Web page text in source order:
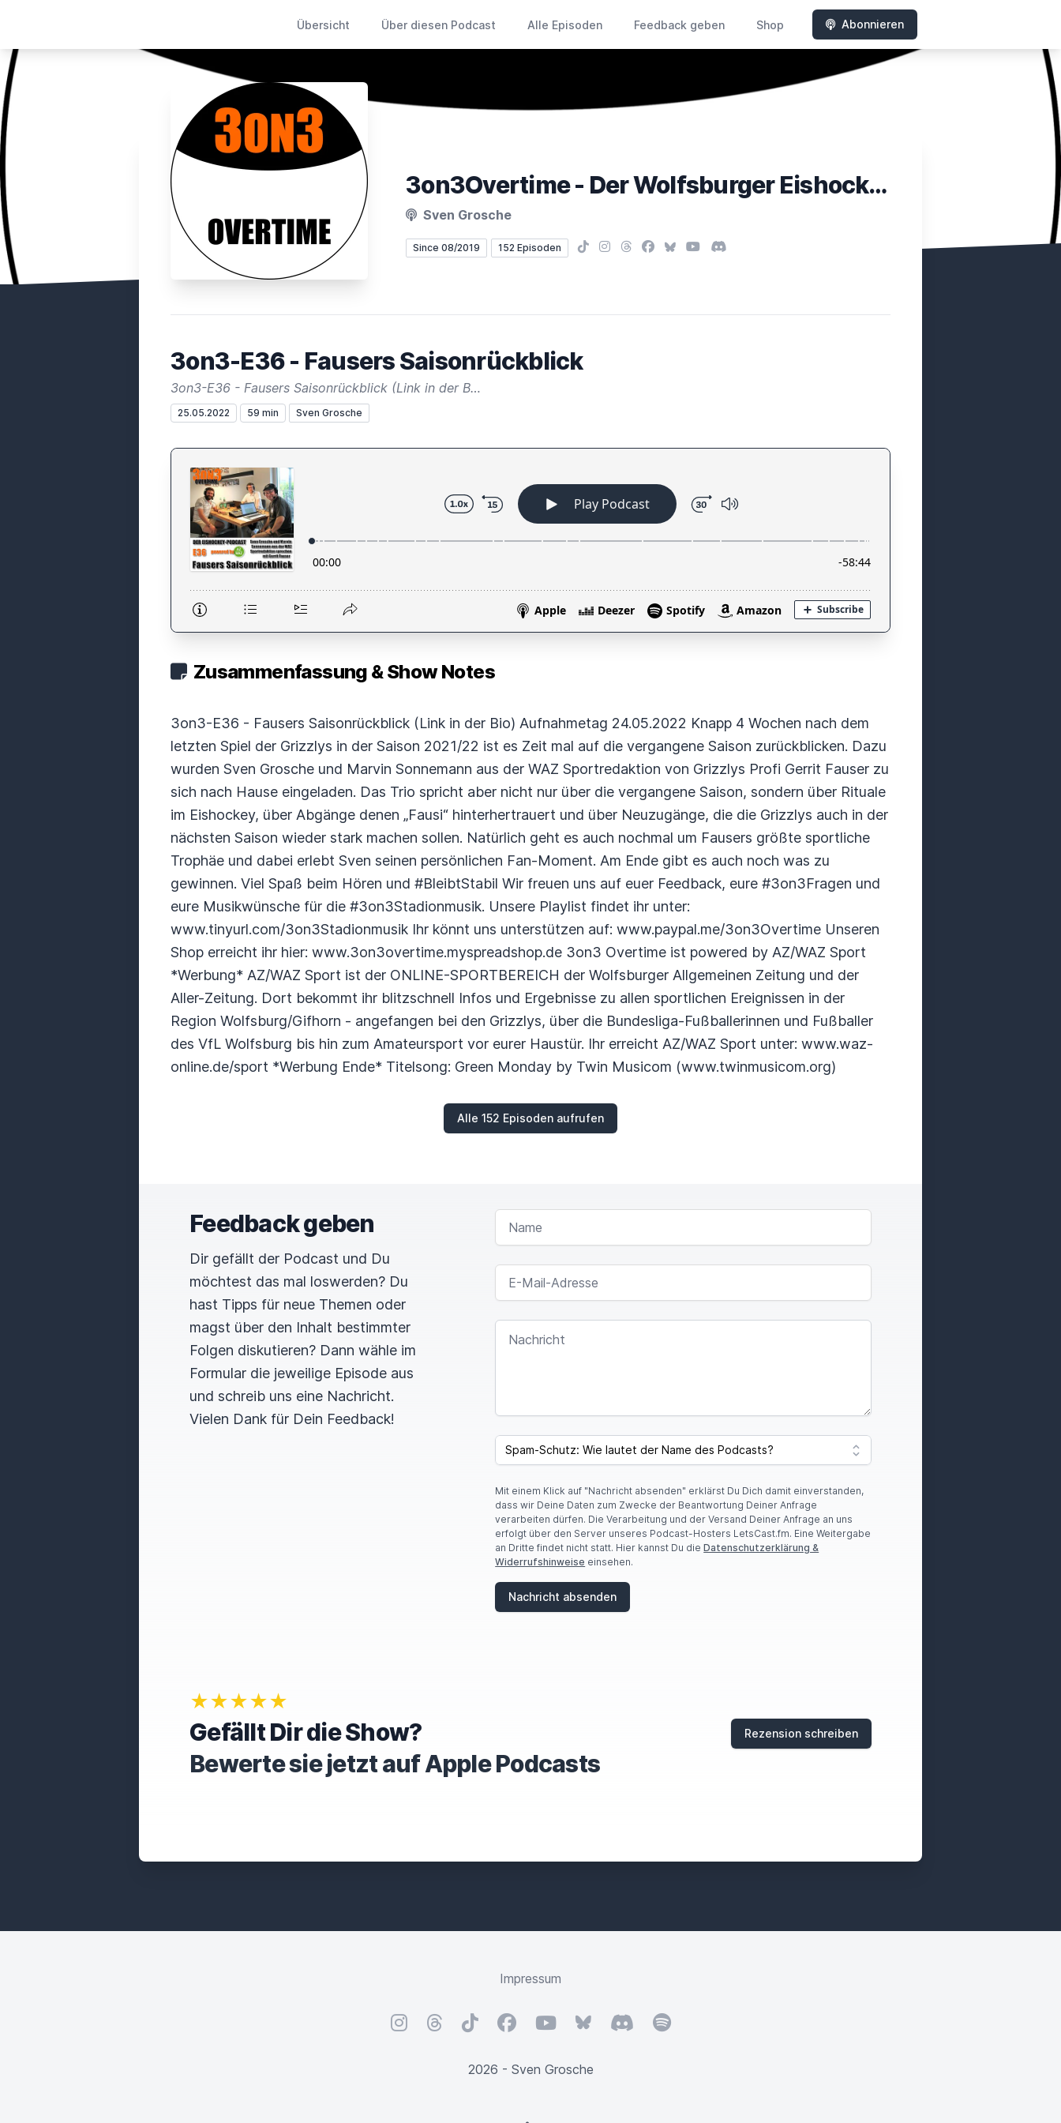
Übersicht Über diesen Podcast Alle Episoden Feedback geben Shop Abonnieren
3on3Overtime - Der Wolfsburger Eishockeypodcast
Sven Grosche
Since 08/2019 152 Episoden TikTokInstagram
Threads
Facebook
BlueskyYouTubeDiscord
3on3-E36 - Fausers Saisonrückblick
3on3-E36 - Fausers Saisonrückblick (Link in der B…
25.05.2022 59 min Sven Grosche
Zusammenfassung & Show Notes
3on3-E36 - Fausers Saisonrückblick (Link in der Bio) Aufnahmetag 24.05.2022 Knapp 4 Wochen nach dem
letzten Spiel der Grizzlys in der Saison 2021/22 ist es Zeit mal auf die vergangene Saison zurückblicken. Dazu
wurden Sven Grosche und Marvin Sonnemann aus der WAZ Sportredaktion von Grizzlys Profi Gerrit Fauser zu
sich nach Hause eingeladen. Das Trio spricht aber nicht nur über die vergangene Saison, sondern über Rituale
im Eishockey, über Abgänge denen „Fausi“ hinterhertrauert und über Neuzugänge, die die Grizzlys auch in der
nächsten Saison wieder stark machen sollen. Natürlich geht es auch nochmal um Fausers größte sportliche
Trophäe und dabei erlebt Sven seinen persönlichen Fan-Moment. Am Ende gibt es auch noch was zu
gewinnen. Viel Spaß beim Hören und #BleibtStabil Wir freuen uns auf euer Feedback, eure #3on3Fragen und
eure Musikwünsche für die #3on3Stadionmusik. Unsere Playlist findet ihr unter:
www.tinyurl.com/3on3Stadionmusik Ihr könnt uns unterstützen auf: www.paypal.me/3on3Overtime Unseren
Shop erreicht ihr hier: www.3on3overtime.myspreadshop.de 3on3 Overtime ist powered by AZ/WAZ Sport
*Werbung* AZ/WAZ Sport ist der ONLINE-SPORTBEREICH der Wolfsburger Allgemeinen Zeitung und der
Aller-Zeitung. Dort bekommt ihr blitzschnell Infos und Ergebnisse zu allen sportlichen Ereignissen in der
Region Wolfsburg/Gifhorn - angefangen bei den Grizzlys, über die Bundesliga-Fußballerinnen und Fußballer
des VfL Wolfsburg bis hin zum Amateursport vor eurer Haustür. Ihr erreicht AZ/WAZ Sport unter: www.waz-
online.de/sport *Werbung Ende* Titelsong: Green Monday by Twin Musicom (www.twinmusicom.org)
Alle 152 Episoden aufrufen
Feedback geben
Dir gefällt der Podcast und Du
möchtest das mal loswerden? Du
hast Tipps für neue Themen oder
magst über den Inhalt bestimmter
Folgen diskutieren? Dann wähle im
Formular die jeweilige Episode aus
und schreib uns eine Nachricht.
Vielen Dank für Dein Feedback!
NAME
E-MAIL-ADRESSE
NACHRICHT
F
O
A
R
E
A
H
U
M
N
S
SPAM CAPTCHA
Mit einem Klick auf "Nachricht absenden" erklärst Du Dich damit einverstanden,
dass wir Deine Daten zum Zwecke der Beantwortung Deiner Anfrage
verarbeiten dürfen. Die Verarbeitung und der Versand Deiner Anfrage an uns
erfolgt über den Server unseres Podcast-Hosters LetsCast.fm. Eine Weitergabe
an Dritte findet nicht statt. Hier kannst Du dieDatenschutzerklärung &
Widerrufshinweise einsehen.
Nachricht absenden
★★★★★
Gefällt Dir die Show?
Bewerte sie jetzt auf Apple Podcasts
Rezension schreiben
Impressum
InstagramThreadsTikTokFacebookYouTubeBlueskyDiscordSpotify
2026 - Sven Grosche